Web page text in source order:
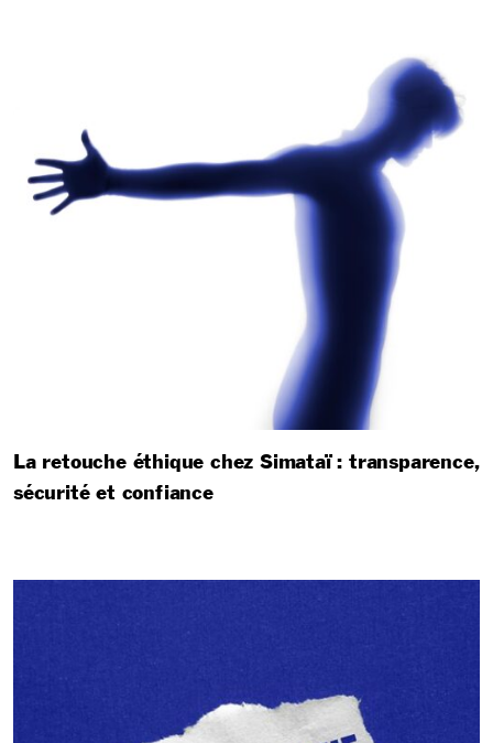
La retouche éthique chez Simataï : transparence,
sécurité et confiance